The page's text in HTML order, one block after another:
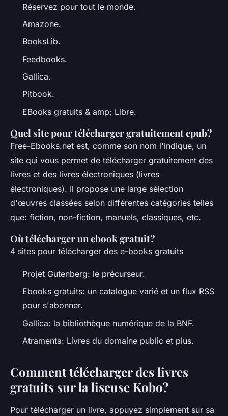
Réservez pour tout le monde.
Amazone.
BooksLib.
Feedbooks.
Gallica.
Pitbook.
EBooks gratuits & amp; Libre.
Quel site pour télécharger gratuitement epub?
Free-Ebooks.net est, comme son nom l'indique, un
site qui vous permet de télécharger gratuitement des
livres et des livres électroniques (livres
électroniques). Il propose une large sélection
d'œuvres classées selon différentes catégories telles
que: fiction, non-fiction, manuels, classiques, etc.
Où télécharger un ebook gratuit?
4 sites pour télécharger des e-books gratuits
Projet Gutenberg: le précurseur.
Ebooks gratuits: un catalogue varié et un flux RSS
pour s'abonner.
Gallica: la bibliothèque numérique de la BNF.
Atramenta: Livres du domaine public et plus.
Comment télécharger des livres
gratuits sur la liseuse Kobo?
Pour télécharger un livre, appuyez simplement sur sa